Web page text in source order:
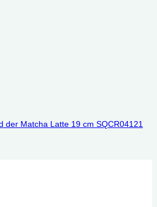
der Matcha Latte 19 cm SQCR04121